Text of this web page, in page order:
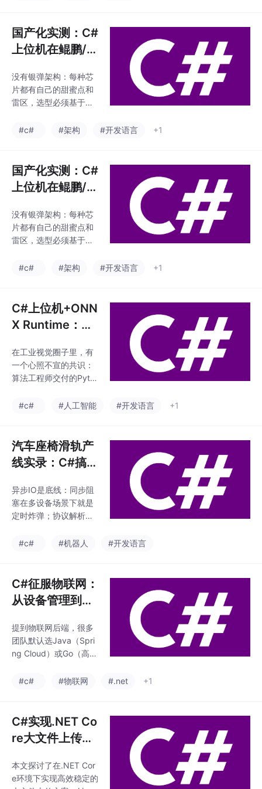
提供一致的运行环境。
对于
机 + 汇川H5U PLC +
达梦DM8数据库。系统
必须通过等保2.0三级测
拉高了一个维度。等保
2.0对工业控制系统的要
求，不再是“装个杀毒软
的。它要求从身份鉴
国产化实测：C#
上位机在鲲鹏/昇
性能真相与适配
指南
没有银弹架构：每种芯
片都有自己的甜蜜点和
雷区，选型必须基于业
快速补齐：龙芯LoongA
献功不可没；调优比跑
分重要：实验室峰值性
能≠现场稳定表现，功
才是长期胜负手；抽象
层要留逃生通道：跨平
台代码保留架构特异性
而牺牲关键性能；拥抱
方投入巨大的优
#c# #架构 #开发语言 +1
国产化实测：C#
上位机在鲲鹏/昇
性能真相与适配
指南
没有银弹架构：每种芯
片都有自己的甜蜜点和
雷区，选型必须基于业
快速补齐：龙芯LoongA
献功不可没；调优比跑
分重要：实验室峰值性
能≠现场稳定表现，功
才是长期胜负手；抽象
层要留逃生通道：跨平
台代码保留架构特异性
而牺牲关键性能；拥抱
方投入巨大的优
#c# #架构 #开发语言 +1
C#上位机+ONN
X Runtime：毫
检测系统落地指
南
在工业视觉圈子里，有
一个心照不宣的共识：
算法工程师交付的Pyth
行的C#上位机之间，隔
项目：算法团队用PyTo
rch训出了mAP 99%的
模型，在实验室里跑得
到产线，问题接踵而至
——Python环境部署像
拆炸弹，GPU驱动版本
迟高达50ms，内存泄
该"智能
#c# #人工智能 #开发语言 +1
汽车座椅滑轨产
线实录：C#搞定
延迟与丢包，踩
坑后总结的避坑
异步IO是底线：同步阻
塞在多设备场景下就是
定时炸弹；协议解析要
验，一个都不能少；心
奔；可观测性是刚需：
没有监控的系统，出了
问题只能靠猜。如果你
线上位机，希望这篇实
战笔记能让你少走弯
路。评论区欢迎交流你
坑才是真·技术社区。参
模型本文所述方案已在
实际
#c# #机器人 #开发语言
C#征服物联网：
从设备管理到智
ET 8全栈实战架
构
提到物联网后端，很多
团队默认选Java（Spri
ng Cloud）或Go（高并
失：.NET 8在TechEmp
能已持平甚至超越同级
别Java框架，内存占用
低30%-50%；边缘计算
同时高效运行在Linux A
RM工控机、Windows
#c# #物联网 #.net +1
C#实现.NET Co
re大文件上传：
能优化的全面指
本文探讨了在.NET Cor
e环境下实现高效稳定的